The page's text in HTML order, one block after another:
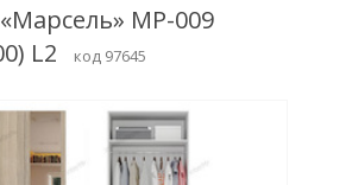
МР-009
L2
код 97645